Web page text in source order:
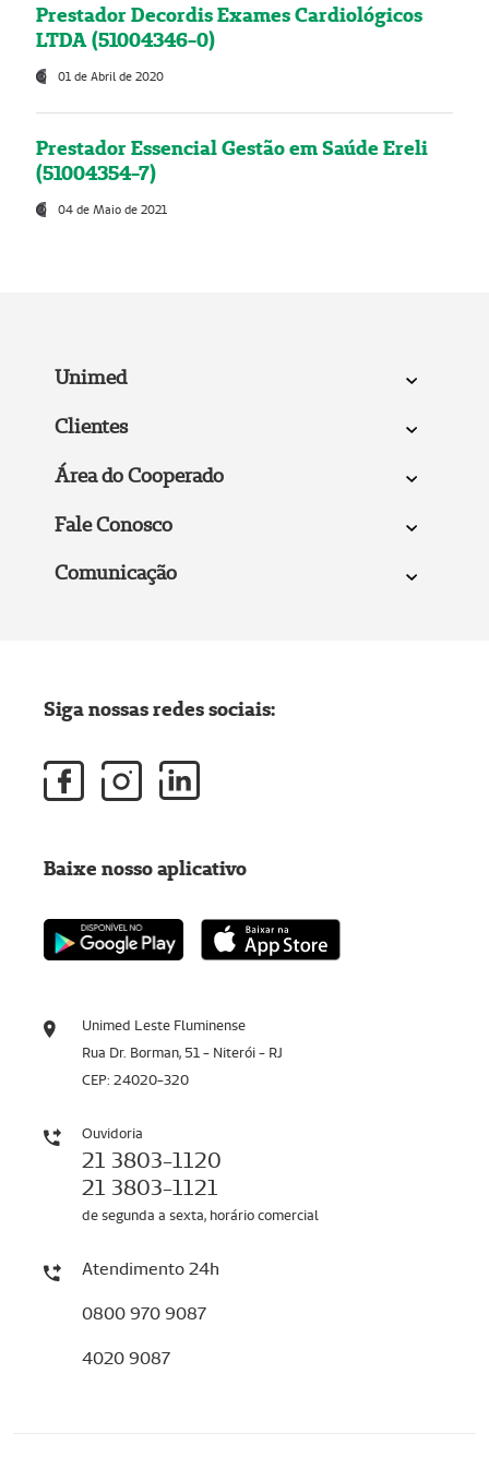
Prestador Decordis Exames Cardiológicos
LTDA (51004346-0)
01 de Abril de 2020
Prestador Essencial Gestão em Saúde Ereli
(51004354-7)
04 de Maio de 2021
Unimed
Clientes
Área do Cooperado
Fale Conosco
Comunicação
Unimed Leste Fluminense
Rua Dr. Borman, 51 - Niterói - RJ
CEP: 24020-320
Ouvidoria
21 3803-1120
21 3803-1121
de segunda a sexta, horário comercial
Atendimento 24h
0800 970 9087
4020 9087
Siga nossas redes sociais:
Baixe nosso aplicativo